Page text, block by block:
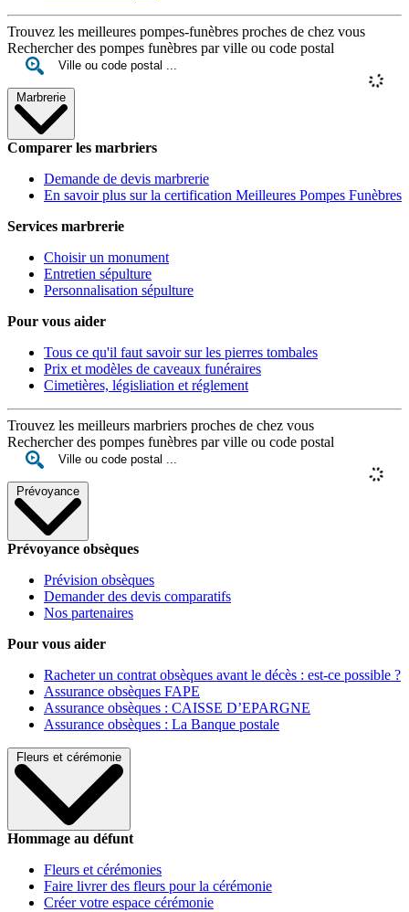
Trouvez les meilleures pompes-funèbres proches de chez vous
Rechercher des pompes funèbres par ville ou code postal
Marbrerie
Comparer les marbriers
Demande de devis marbrerie
En savoir plus sur la certification Meilleures Pompes Funèbres
Services marbrerie
Choisir un monument
Entretien sépulture
Personnalisation sépulture
Pour vous aider
Tous ce qu'il faut savoir sur les pierres tombales
Prix et modèles de caveaux funéraires
Cimetières, législiation et réglement
Trouvez les meilleurs marbriers proches de chez vous
Rechercher des pompes funèbres par ville ou code postal
Prévoyance
Prévoyance obsèques
Prévision obsèques
Demander des devis comparatifs
Nos partenaires
Pour vous aider
Racheter un contrat obsèques avant le décès : est-ce possible ?
Assurance obsèques FAPE
Assurance obsèques : CAISSE D’EPARGNE
Assurance obsèques : La Banque postale
Fleurs et cérémonie
Hommage au défunt
Fleurs et cérémonies
Faire livrer des fleurs pour la cérémonie
Créer votre espace cérémonie